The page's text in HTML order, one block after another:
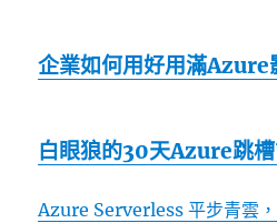
企業如何用好用滿Azure
白眼狼的30天Azure跳
Azure Serverless 平步青雲